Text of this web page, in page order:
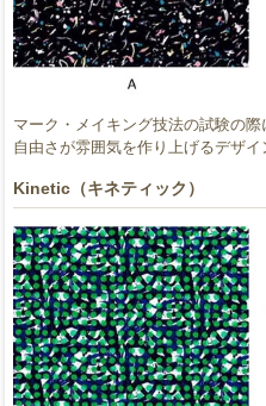
マーク・メイキング技法の試験の
自由さが雰囲気を作り上げるデザイ
Kinetic（キネティック）